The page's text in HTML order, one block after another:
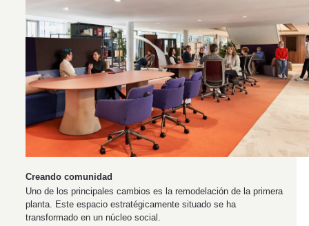
Creando comunidad
Uno de los principales cambios es la remodelación de la primera
planta. Este espacio estratégicamente situado se ha
transformado en un núcleo social.